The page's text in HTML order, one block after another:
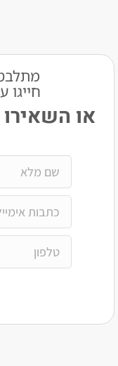
מתלבטים?
חייגו עכשיו: 0526444410​